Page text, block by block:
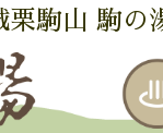
栗駒山 駒の